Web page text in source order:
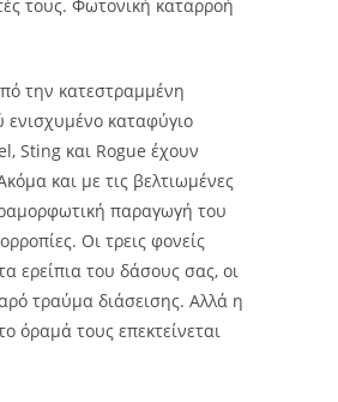
τους. Φωτονική καταρροή
την κατεστραμμένη
ενισχυμένο καταφύγιο
Sting και Rogue έχουν
και με τις βελτιωμένες
παραγωγή του
Οι τρεις φονείς
ερείπια του δάσους σας, οι
τραύμα διάσεισης. Αλλά η
όραμά τους επεκτείνεται